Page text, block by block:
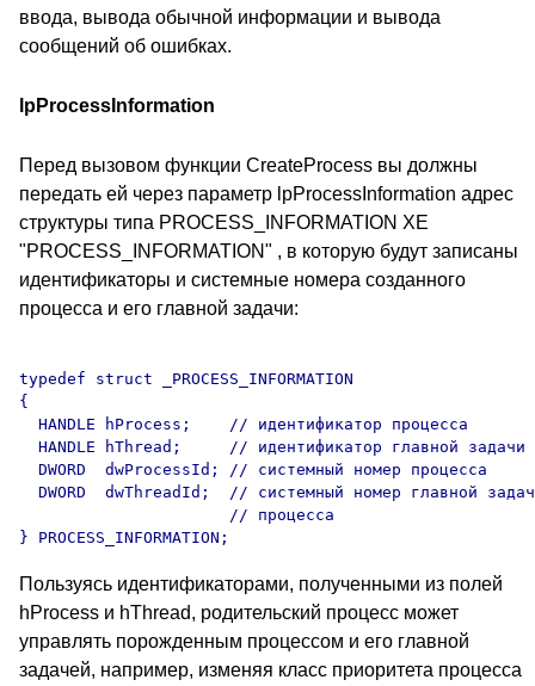
ввода, вывода обычной информации и вывода
сообщений об ошибках.
lpProcessInformation
Перед вызовом функции CreateProcess вы должны
передать ей через параметр lpProcessInformation адрес
структуры типа PROCESS_INFORMATION XE
"PROCESS_INFORMATION" , в которую будут записаны
идентификаторы и системные номера созданного
процесса и его главной задачи:
typedef struct _PROCESS_INFORMATION
{
  HANDLE hProcess;    // идентификатор процесса
HANDLE hThread;     // идентификатор главной задачи
  DWORD  dwProcessId; // системный номер процесса
DWORD  dwThreadId;  // системный номер главной
                      // процесса
Пользуясь идентификаторами, полученными из полей
hProcess и hThread, родительский процесс может
управлять порожденным процессом и его главной
задачей, например, изменяя класс приоритета процесса